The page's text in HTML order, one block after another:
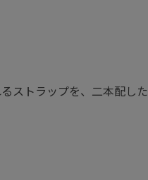
ストラップを、二本配した